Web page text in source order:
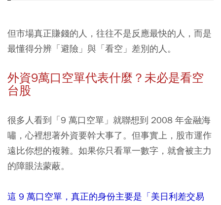
但市場真正賺錢的人，往往不是反應最快的人，而是
最懂得分辨「避險」與「看空」差別的人。
外資9萬口空單代表什麼？未必是看空
台股
很多人看到「9 萬口空單」就聯想到 2008 年金融海
嘯，心裡想著外資要幹大事了。但事實上，股市運作
遠比你想的複雜。如果你只看單一數字，就會被主力
的障眼法蒙蔽。
這 9 萬口空單，真正的身份主要是「美日利差交易